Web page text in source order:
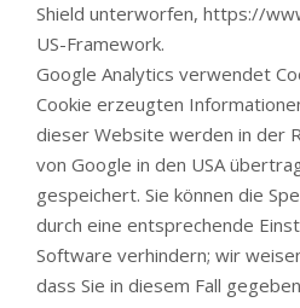
Shield unterworfen, https://
US-Framework.
Google Analytics verwendet
Cookie erzeugten
dieser Website werden in der
von Google in den USA
gespeichert. Sie können die
durch eine entsprechende
Software verhindern; wir
dass Sie in diesem Fall